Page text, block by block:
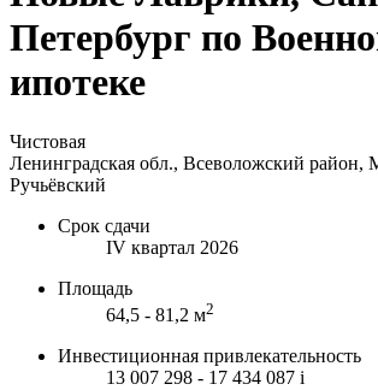
Петербург по
ипотеке
Чистовая
Ленинградская обл., Всеволожский район,
Ручьёвский
Срок сдачи
IV квартал 2026
Площадь
64,5 - 81,2 м2
Инвестиционная привлекательность
13 007 298 - 17 434 087 i